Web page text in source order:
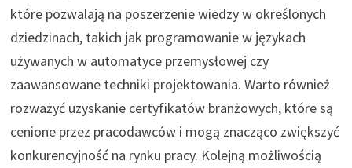
które pozwalają na poszerzenie wiedzy w określonych
dziedzinach, takich jak programowanie w językach
używanych w automatyce przemysłowej czy
zaawansowane techniki projektowania. Warto również
rozważyć uzyskanie certyfikatów branżowych, które są
cenione przez pracodawców i mogą znacząco zwiększyć
konkurencyjność na rynku pracy. Kolejną możliwością